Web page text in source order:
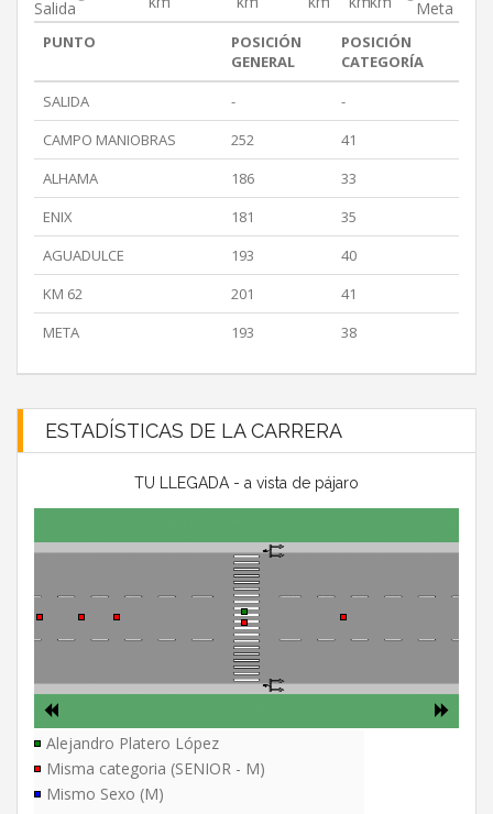
Salida Meta
PUNTO
POSICIÓN
GENERAL
POSICIÓN
CATEGORÍA
SALIDA
-
-
CAMPO MANIOBRAS
252
41
ALHAMA
186
33
ENIX
181
35
AGUADULCE
193
40
KM 62
201
41
META
193 38
ESTADÍSTICAS DE LA CARRERA
TU LLEGADA - a vista de pájaro
Alejandro Platero López
Misma categoria (SENIOR - M)
Mismo Sexo (M)